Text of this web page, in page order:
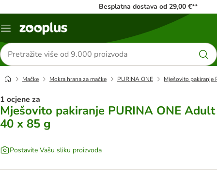
Besplatna dostava od 29,00 €**
Izbornik
Traži
proizvode
Mačke Mokra hrana za mačke PURINA ONE Mješovito pakiranje
1 ocjene za
Mješovito pakiranje PURINA ONE Adult
40 x 85 g
Postavite Vašu sliku proizvoda